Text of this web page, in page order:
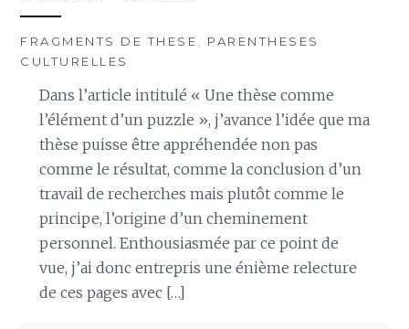
FRAGMENTS DE THESE, PARENTHESES
CULTURELLES
Dans l’article intitulé « Une thèse comme
l’élément d’un puzzle », j’avance l’idée que ma
thèse puisse être appréhendée non pas
comme le résultat, comme la conclusion d’un
travail de recherches mais plutôt comme le
principe, l’origine d’un cheminement
personnel. Enthousiasmée par ce point de
vue, j’ai donc entrepris une énième relecture
de ces pages avec […]